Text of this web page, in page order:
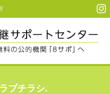
ブチラシ.